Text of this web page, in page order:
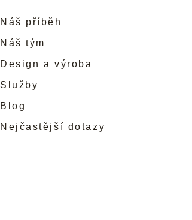
Náš příběh
Náš tým
Design a výroba
Služby
Blog
Nejčastější dotazy